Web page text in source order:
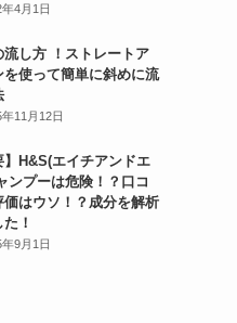
4月1日
流し方 ！ストレートア
を使って簡単に斜めに流
11月12日
】H&S(エイチアンドエ
ンプーは危険！？口コ
価はウソ！？成分を解析
！
9月1日